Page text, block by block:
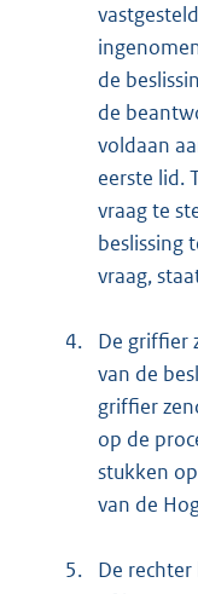
de
de
voldaan
eerste lid.
vraag te
beslissing
vraag,
4.
De griffier
van de
griffier
op de
stukken
van de
5.
De